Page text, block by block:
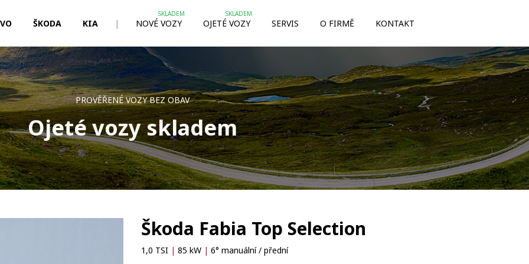
ŠKODA KIA | NOVÉ VOZY OJETÉ VOZY SERVIS O FIRMĚ KONTAKT
PROVĚŘENÉ VOZY BEZ OBAV
Ojeté vozy skladem
Škoda Fabia Top Selection
1,0 TSI | 85 kW | 6° manuální / přední